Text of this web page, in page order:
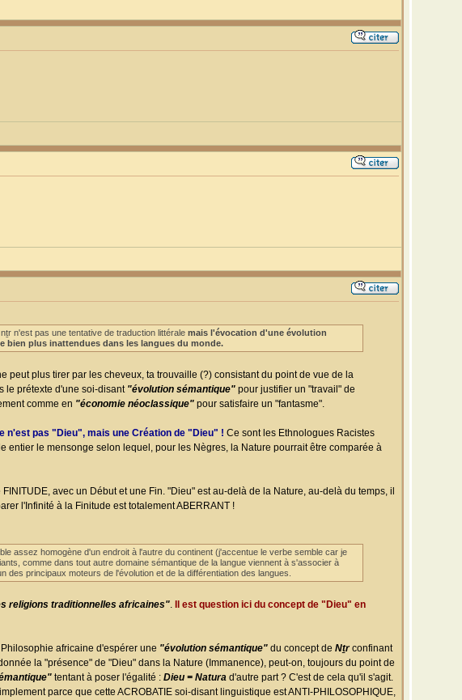
n'est pas une tentative de traduction littérale mais l'évocation d'une évolution
bien plus inattendues dans les langues du monde.
peut plus tirer par les cheveux, ta trouvaille (?) consistant du point de vue de la
le prétexte d'une soi-disant "évolution sémantique" pour justifier un "travail" de
comme en "économie néoclassique" pour satisfaire un "fantasme".
n'est pas "Dieu", mais une Création de "Dieu" ! Ce sont les Ethnologues Racistes
le mensonge selon lequel, pour les Nègres, la Nature pourrait être comparée à
avec un Début et une Fin. "Dieu" est au-delà de la Nature, au-delà du temps, il
l'Infinité à la Finitude est totalement ABERRANT !
assez homogène d'un endroit à l'autre du continent (j'accentue le verbe semble car je
comme dans tout autre domaine sémantique de la langue viennent à s'associer à
principaux moteurs de l'évolution et de la différentiation des langues.
religions traditionnelles africaines".
Il est question ici du concept de "Dieu" en
africaine d'espérer une "évolution sémantique" du concept de Nṯrconfinant
la "présence" de "Dieu" dans la Nature (Immanence), peut-on, toujours du point de
tentant à poser l'égalité : Dieu = Natura d'autre part ? C'est de cela qu'il s'agit.
parce que cette ACROBATIE soi-disant linguistique est ANTI-PHILOSOPHIQUE,